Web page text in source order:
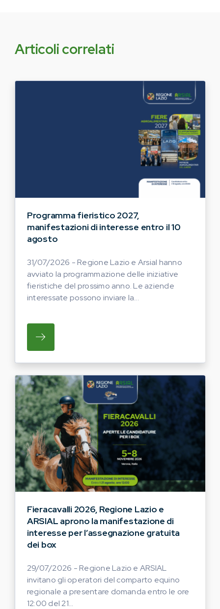
Articoli correlati
Programma fieristico 2027,
manifestazioni di interesse entro il 10
agosto
31/07/2026 - Regione Lazio e Arsial hanno
avviato la programmazione delle iniziative
fieristiche del prossimo anno. Le aziende
interessate possono inviare la...
SU REGIONE LAZIO E ARSIAL HANNO
Fieracavalli 2026, Regione Lazio e
ARSIAL aprono la manifestazione di
interesse per l’assegnazione gratuita
dei box
29/07/2026 - Regione Lazio e ARSIAL
invitano gli operatori del comparto equino
regionale a presentare domanda entro le ore
12:00 del 21...